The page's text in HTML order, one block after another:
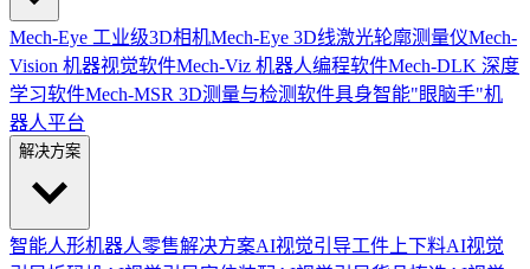
Mech-Eye 工业级3D相机Mech-Eye 3D线激光轮廓测量仪Mech-
Vision 机器视觉软件Mech-Viz 机器人编程软件Mech-DLK 深度
学习软件Mech-MSR 3D测量与检测软件具身智能"眼脑手"机
器人平台
解决方案
智能人形机器人零售解决方案AI视觉引导工件上下料AI视觉